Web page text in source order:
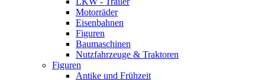
Motorräder
Eisenbahnen
Figuren
Baumaschinen
Nutzfahrzeuge & Traktoren
Figuren
Antike und Frühzeit